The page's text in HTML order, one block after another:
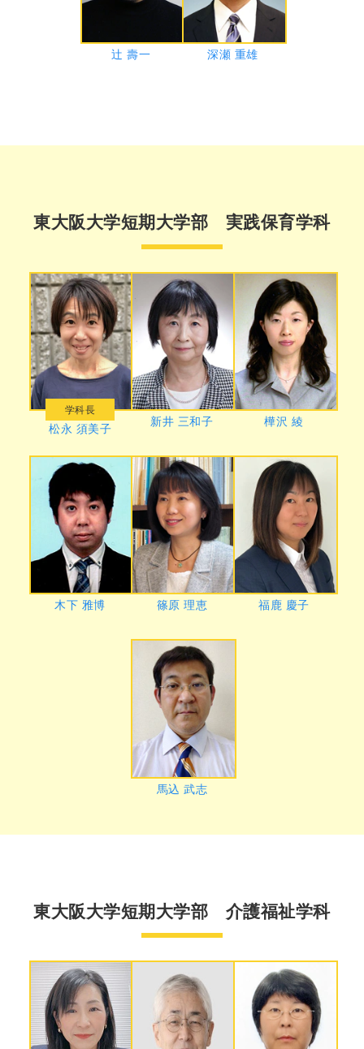
辻 壽一 深瀬 重雄
東大阪大学短期大学部 実践保育学科
学科長
松永 須美子
新井 三和子 樺沢 綾
木下 雅博 篠原 理恵 福鹿 慶子
馬込 武志
東大阪大学短期大学部 介護福祉学科